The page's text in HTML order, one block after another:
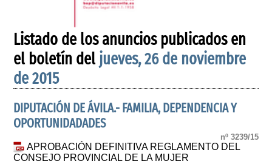
Listado de los anuncios publicados en
el boletín del jueves, 26 de noviembre
de 2015
DIPUTACIÓN DE ÁVILA.- FAMILIA, DEPENDENCIA Y
OPORTUNIDADADES
nº 3239/15
APROBACIÓN DEFINITIVA REGLAMENTO DEL
CONSEJO PROVINCIAL DE LA MUJER